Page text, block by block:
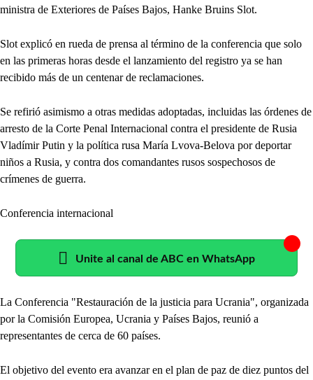
ministra de Exteriores de Países Bajos, Hanke Bruins Slot.
Slot explicó en rueda de prensa al término de la conferencia que solo
en las primeras horas desde el lanzamiento del registro ya se han
recibido más de un centenar de reclamaciones.
Se refirió asimismo a otras medidas adoptadas, incluidas las órdenes de
arresto de la Corte Penal Internacional contra el presidente de Rusia
Vladímir Putin y la política rusa María Lvova-Belova por deportar
niños a Rusia, y contra dos comandantes rusos sospechosos de
crímenes de guerra.
Conferencia internacional
Unite al canal de ABC en WhatsApp
La Conferencia "Restauración de la justicia para Ucrania", organizada
por la Comisión Europea, Ucrania y Países Bajos, reunió a
representantes de cerca de 60 países.
El objetivo del evento era avanzar en el plan de paz de diez puntos del